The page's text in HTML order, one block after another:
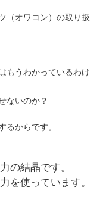
（オワコン）の取り扱
もうわかっているわけ
ないのか？
るからです。
の結晶です。
を使っています。